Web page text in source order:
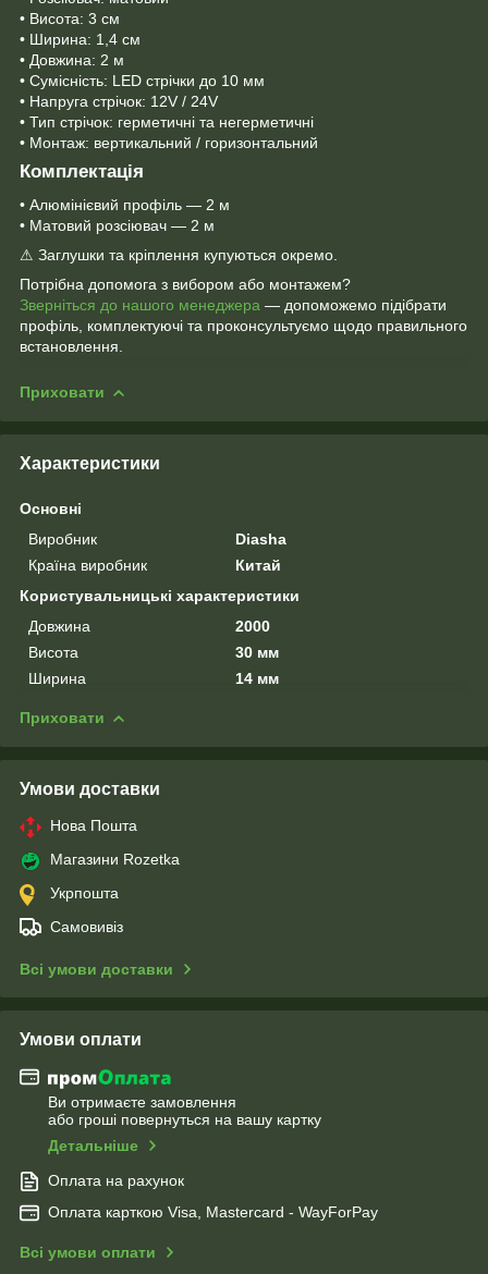
• Висота: 3 см
• Ширина: 1,4 см
• Довжина: 2 м
• Сумісність: LED стрічки до 10 мм
• Напруга стрічок: 12V / 24V
• Тип стрічок: герметичні та негерметичні
• Монтаж: вертикальний / горизонтальний
Комплектація
• Алюмінієвий профіль — 2 м
• Матовий розсіювач — 2 м
⚠ Заглушки та кріплення купуються окремо.
Потрібна допомога з вибором або монтажем?
Зверніться до нашого менеджера — допоможемо підібрати
профіль, комплектуючі та проконсультуємо щодо правильного
встановлення.
Приховати
Характеристики
Основні
Виробник
Diasha
Країна виробник
Китай
Користувальницькі характеристики
Довжина
2000
Висота
30 мм
Ширина
14 мм
Приховати
Умови доставки
Нова Пошта
Магазини Rozetka
Укрпошта
Самовивіз
Всі умови доставки
Умови оплати
Ви отримаєте замовлення
або гроші повернуться на вашу картку
Детальніше
Оплата на рахунок
Оплата карткою Visa, Mastercard - WayForPay
Всі умови оплати